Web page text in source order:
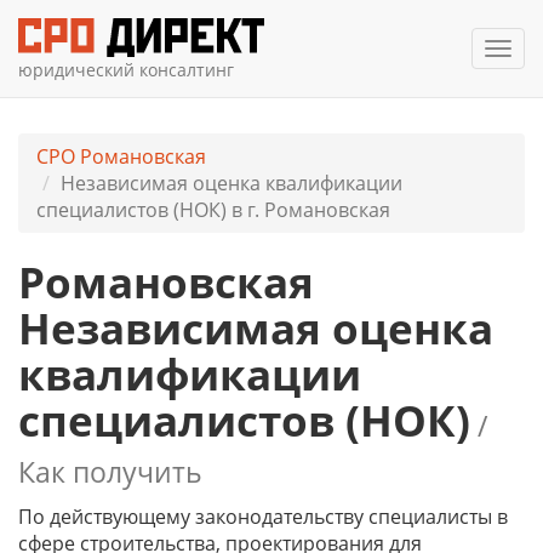
юридический консалтинг
СРО Романовская
Независимая оценка квалификации
специалистов (НОК) в г. Романовская
Романовская
Независимая оценка
квалификации
специалистов (НОК) /
Как получить
По действующему законодательству специалисты в
сфере строительства, проектирования для